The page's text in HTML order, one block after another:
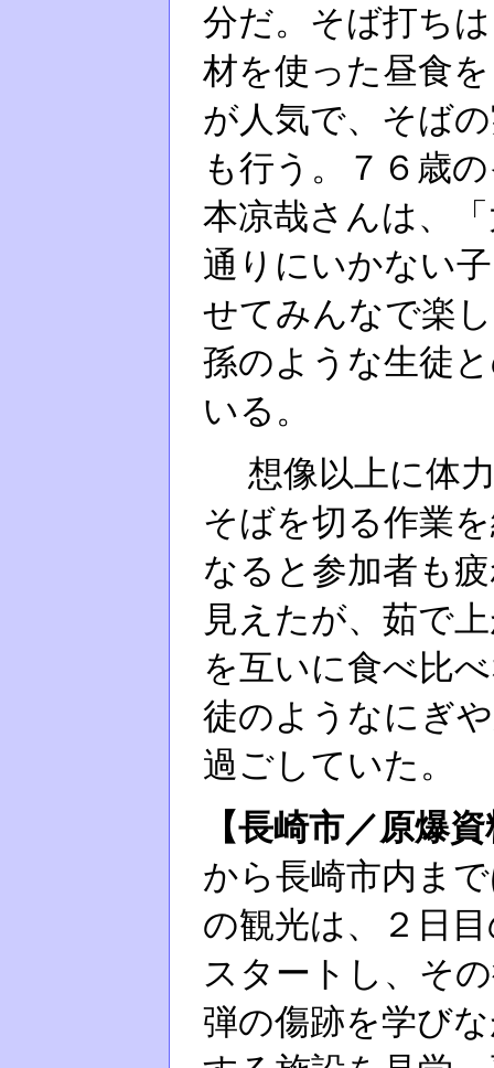
分だ。そば打ち
材を使った昼食
が人気で、そば
も行う。７６歳
本凉哉さんは、
通りにいかない
せてみんなで楽
孫のような生徒
いる。
想像以上に体
そばを切る作業
なると参加者も
見えたが、茹で
を互いに食べ比
徒のようなにぎ
過ごしていた。
【長崎市／原爆
から長崎市内ま
の観光は、２日
スタートし、そ
弾の傷跡を学び